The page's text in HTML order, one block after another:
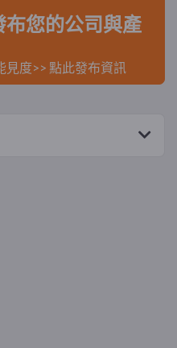
您的公司與產
見度>> 點此發布資訊